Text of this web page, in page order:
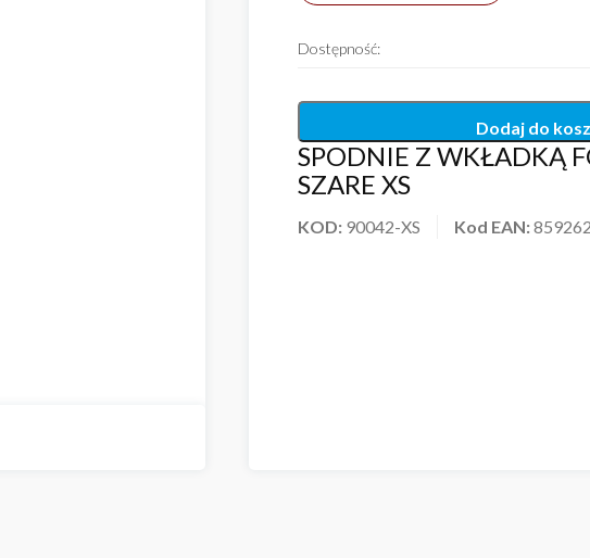
SPODNIE Z WKŁADKĄ
SZARE XS
KOD: 90042-XS Kod EAN:
Dostępność:
Dodaj do